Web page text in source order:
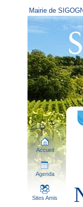
Mairie de
Accueil
Agenda
Sites Amis